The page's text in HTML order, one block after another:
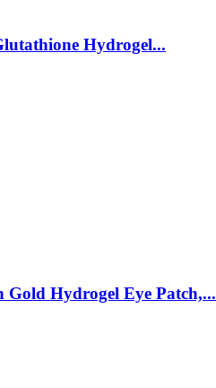
Hydrogel...
Gold Hydrogel Eye Patch,...